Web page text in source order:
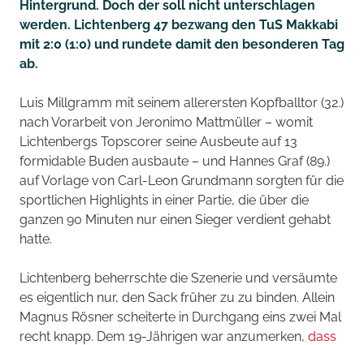
Hintergrund. Doch der soll nicht unterschlagen
werden. Lichtenberg 47 bezwang den TuS Makkabi
mit 2:0 (1:0) und rundete damit den besonderen Tag
ab.
Luis Millgramm mit seinem allerersten Kopfballtor (32.)
nach Vorarbeit von Jeronimo Mattmüller – womit
Lichtenbergs Topscorer seine Ausbeute auf 13
formidable Buden ausbaute – und Hannes Graf (89.)
auf Vorlage von Carl-Leon Grundmann sorgten für die
sportlichen Highlights in einer Partie, die über die
ganzen 90 Minuten nur einen Sieger verdient gehabt
hatte.
Lichtenberg beherrschte die Szenerie und versäumte
es eigentlich nur, den Sack früher zu zu binden. Allein
Magnus Rösner scheiterte in Durchgang eins zwei Mal
recht knapp. Dem 19-Jährigen war anzumerken, dass